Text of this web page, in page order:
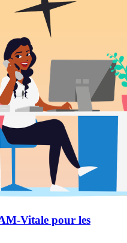
Vitale pour les